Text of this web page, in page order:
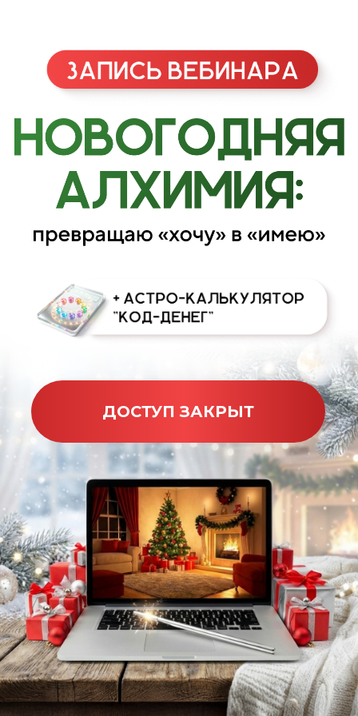
ДОСТУП ЗАКРЫТ